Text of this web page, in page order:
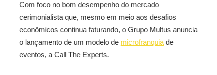
Com foco no bom desempenho do mercado
cerimonialista que, mesmo em meio aos desafios
econômicos continua faturando, o Grupo Multus anuncia
o lançamento de um modelo de microfranquia de
eventos, a Call The Experts.